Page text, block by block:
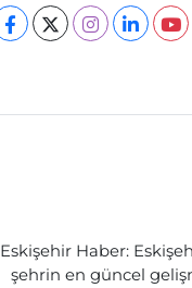
Eskişehir Haber:
şehrin en güncel